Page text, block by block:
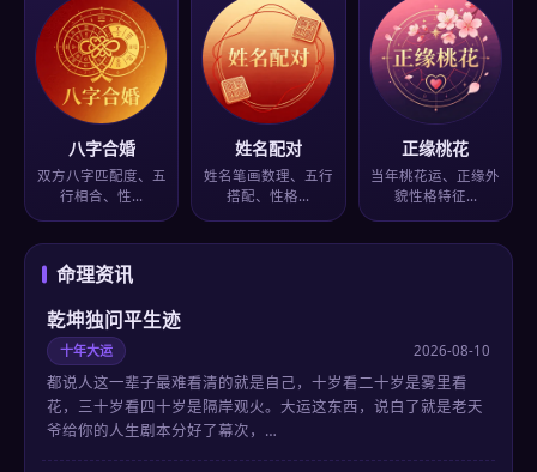
八字合婚
双方八字匹配度、五
行相合、性…
姓名配对
姓名笔画数理、五行
搭配、性格…
正缘桃花
当年桃花运、正缘外
貌性格特征…
命理资讯
乾坤独问平生迹
十年大运 2026-08-10
都说人这一辈子最难看清的就是自己，十岁看二十岁是雾里看
花，三十岁看四十岁是隔岸观火。大运这东西，说白了就是老天
爷给你的人生剧本分好了幕次，…